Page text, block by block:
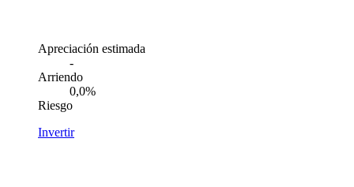
Apreciación estimada
-
Arriendo
0,0%
Riesgo
Invertir